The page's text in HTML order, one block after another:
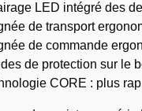
LED intégré des
de transport
de commande
de protection sur le
CORE : plus